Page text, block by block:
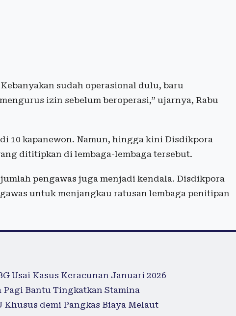
sudah operasional dulu, baru
izin sebelum beroperasi,” ujarnya, Rabu
10 kapanewon. Namun, hingga kini Disdikpora
dititipkan di lembaga-lembaga tersebut.
pengawas juga menjadi kendala. Disdikpora
untuk menjangkau ratusan lembaga penitipan
Usai Kasus Keracunan Januari 2026
Bantu Tingkatkan Stamina
demi Pangkas Biaya Melaut